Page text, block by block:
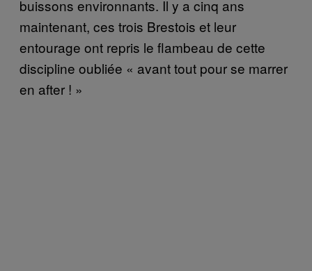
buissons environnants. Il y a cinq ans
maintenant, ces trois Brestois et leur
entourage ont repris le flambeau de cette
discipline oubliée « avant tout pour se marrer
en after ! »